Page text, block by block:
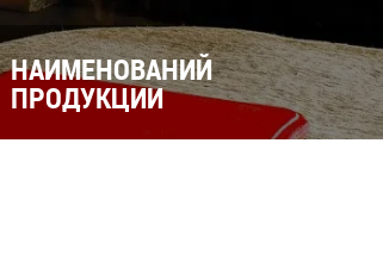
НАИМЕНОВАНИЙ
ПРОДУКЦИИ